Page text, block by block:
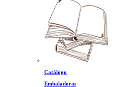
Catálogo
Embaladoras